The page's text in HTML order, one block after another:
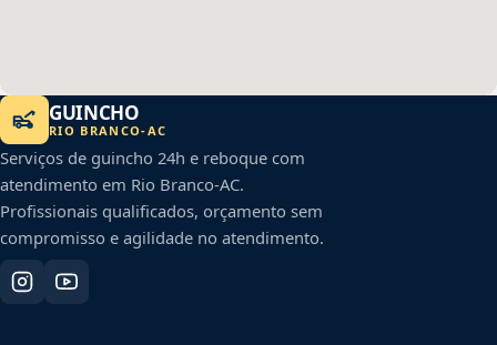
GUINCHO
RIO BRANCO-AC
Serviços de guincho 24h e reboque com
atendimento em Rio Branco-AC.
Profissionais qualificados, orçamento sem
compromisso e agilidade no atendimento.